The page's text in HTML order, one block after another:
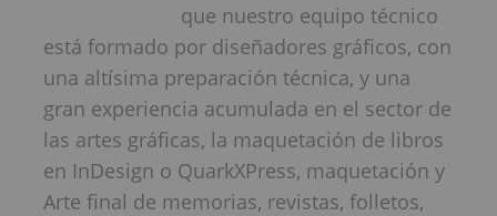
que nuestro equipo técnico
está formado por diseñadores gráficos, con
una altísima preparación técnica, y una
gran experiencia acumulada en el sector de
las artes gráficas, la maquetación de libros
en InDesign o QuarkXPress, maquetación y
Arte final de memorias, revistas, folletos,